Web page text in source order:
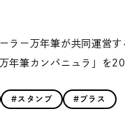
ラー万年筆が共同運営
年筆カンパニュラ」を
#スタンプ #プラス